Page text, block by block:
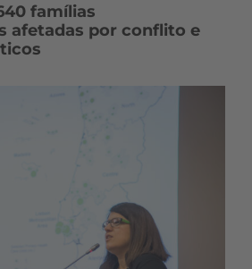
famílias
afetadas por conflito e